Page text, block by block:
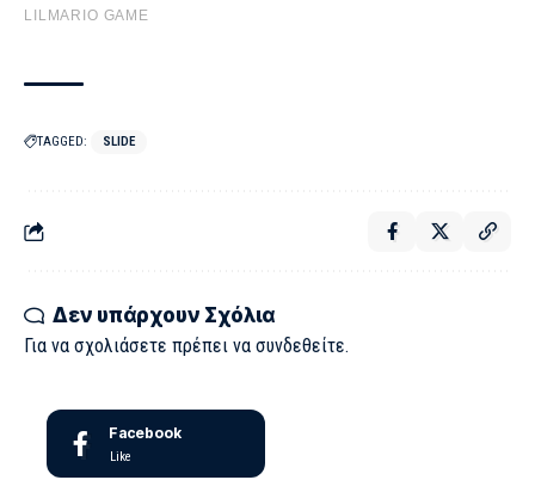
TAGGED: SLIDE
Δεν υπάρχουν Σχόλια
Για να σχολιάσετε πρέπει να συνδεθείτε.
Facebook
Like